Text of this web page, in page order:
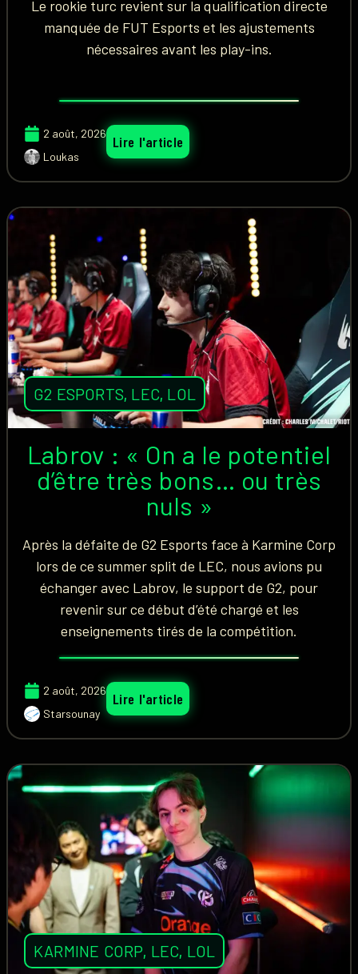
Le rookie turc revient sur la qualification directe
manquée de FUT Esports et les ajustements
nécessaires avant les play-ins.
2 août, 2026
Loukas
Lire l'article
G2 ESPORTS, LEC, LOL
Labrov : « On a le potentiel
d’être très bons… ou très
nuls »
Après la défaite de G2 Esports face à Karmine Corp
lors de ce summer split de LEC, nous avions pu
échanger avec Labrov, le support de G2, pour
revenir sur ce début d’été chargé et les
enseignements tirés de la compétition.
2 août, 2026
Starsounay
Lire l'article
KARMINE CORP, LEC, LOL